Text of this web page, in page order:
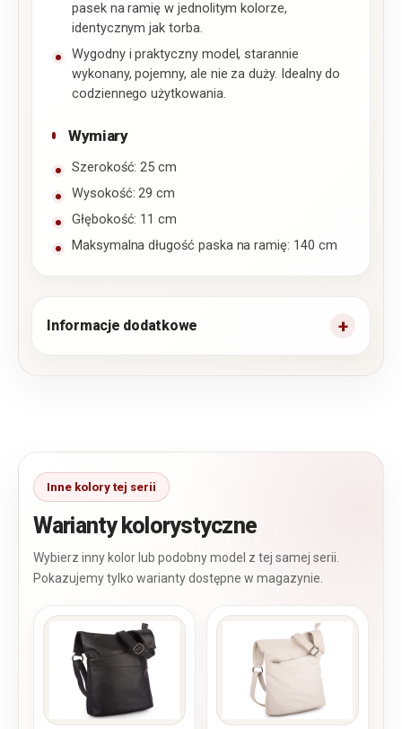
pasek na ramię w jednolitym kolorze,
identycznym jak torba.
Wygodny i praktyczny model, starannie
wykonany, pojemny, ale nie za duży. Idealny do
codziennego użytkowania.
Wymiary
Szerokość: 25 cm
Wysokość: 29 cm
Głębokość: 11 cm
Maksymalna długość paska na ramię: 140 cm
Informacje dodatkowe
Warianty kolorystyczne